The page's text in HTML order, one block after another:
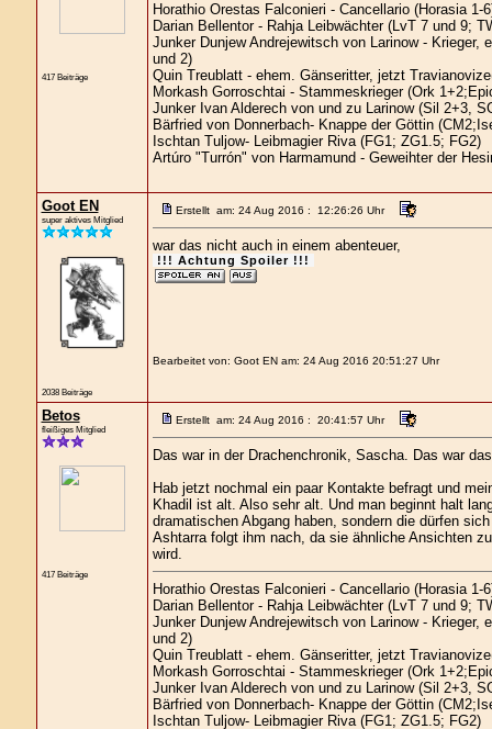
417 Beiträge
Horathio Orestas Falconieri - Cancellario (Horasia 1-
Darian Bellentor - Rahja Leibwächter (LvT 7 und 9;
Junker Dunjew Andrejewitsch von Larinow -
und 2)
Quin Treublatt - ehem. Gänseritter, jetzt
Morkash Gorroschtai - Stammeskrieger (Ork
Junker Ivan Alderech von und zu Larinow (Sil 2+3,
Bärfried von Donnerbach- Knappe der Göttin
Ischtan Tuljow- Leibmagier Riva (FG1; ZG1.5; FG2)
Artúro "Turrón" von Harmamund - Geweihter der
Goot EN
super aktives Mitglied
2038 Beiträge
Erstellt am: 24 Aug 2016 : 12:26:26 Uhr
war das nicht auch in einem abenteuer,
!!! Achtung Spoiler !!!
Bearbeitet von: Goot EN am: 24 Aug 2016 20:51:27 Uhr
Betos
fleißiges Mitglied
417 Beiträge
Erstellt am: 24 Aug 2016 : 20:41:57 Uhr
Das war in der Drachenchronik, Sascha. Das war
Hab jetzt nochmal ein paar Kontakte befragt und
Khadil ist alt. Also sehr alt. Und man beginnt halt
dramatischen Abgang haben, sondern die dürfen
Ashtarra folgt ihm nach, da sie ähnliche Ansichten
wird.
Horathio Orestas Falconieri - Cancellario (Horasia 1-
Darian Bellentor - Rahja Leibwächter (LvT 7 und 9;
Junker Dunjew Andrejewitsch von Larinow -
und 2)
Quin Treublatt - ehem. Gänseritter, jetzt
Morkash Gorroschtai - Stammeskrieger (Ork
Junker Ivan Alderech von und zu Larinow (Sil 2+3,
Bärfried von Donnerbach- Knappe der Göttin
Ischtan Tuljow- Leibmagier Riva (FG1; ZG1.5; FG2)